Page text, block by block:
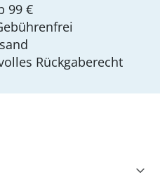
99 €
Rückgaberecht